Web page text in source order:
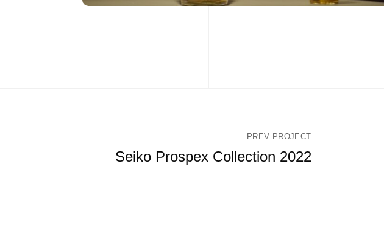
PREV PROJECT
Seiko Prospex Collection 2022